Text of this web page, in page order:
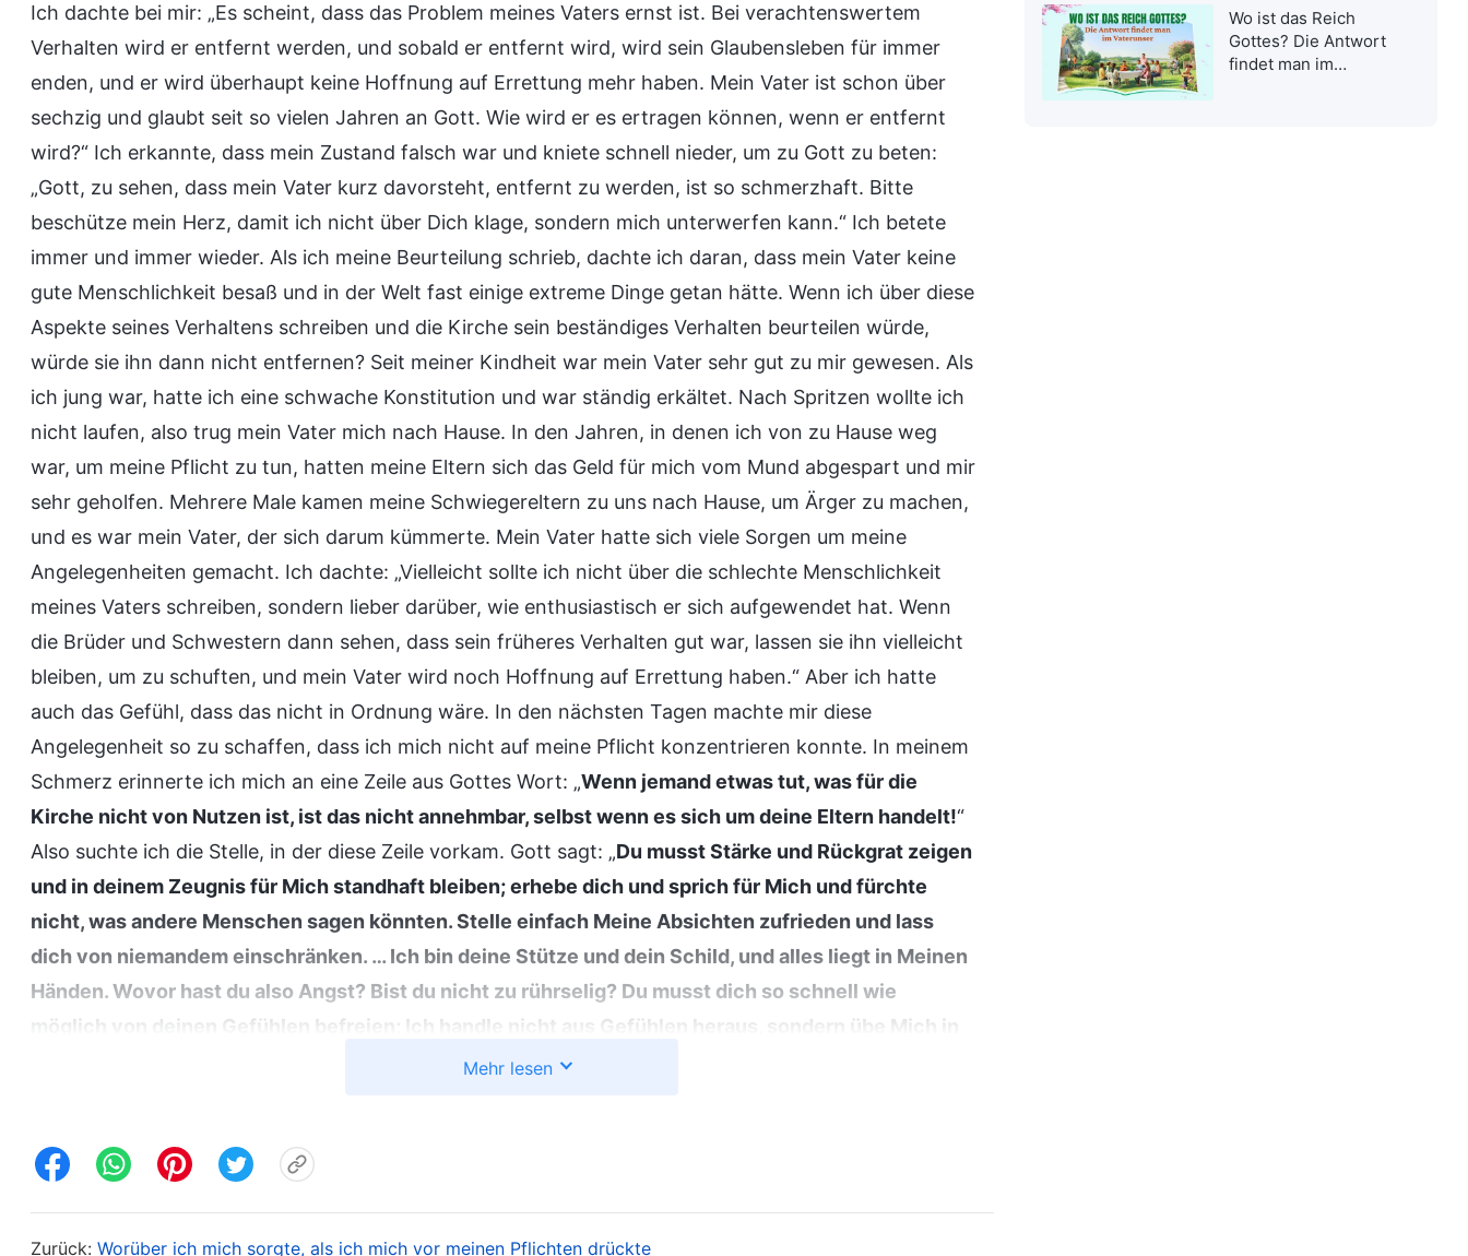
Ich dachte bei mir: „Es scheint, dass das Problem meines Vaters ernst ist. Bei verachtenswertem
Verhalten wird er entfernt werden, und sobald er entfernt wird, wird sein Glaubensleben für immer
enden, und er wird überhaupt keine Hoffnung auf Errettung mehr haben. Mein Vater ist schon über
sechzig und glaubt seit so vielen Jahren an Gott. Wie wird er es ertragen können, wenn er entfernt
wird?“ Ich erkannte, dass mein Zustand falsch war und kniete schnell nieder, um zu Gott zu beten:
„Gott, zu sehen, dass mein Vater kurz davorsteht, entfernt zu werden, ist so schmerzhaft. Bitte
beschütze mein Herz, damit ich nicht über Dich klage, sondern mich unterwerfen kann.“ Ich betete
immer und immer wieder. Als ich meine Beurteilung schrieb, dachte ich daran, dass mein Vater keine
gute Menschlichkeit besaß und in der Welt fast einige extreme Dinge getan hätte. Wenn ich über diese
Aspekte seines Verhaltens schreiben und die Kirche sein beständiges Verhalten beurteilen würde,
würde sie ihn dann nicht entfernen? Seit meiner Kindheit war mein Vater sehr gut zu mir gewesen. Als
ich jung war, hatte ich eine schwache Konstitution und war ständig erkältet. Nach Spritzen wollte ich
nicht laufen, also trug mein Vater mich nach Hause. In den Jahren, in denen ich von zu Hause weg
war, um meine Pflicht zu tun, hatten meine Eltern sich das Geld für mich vom Mund abgespart und mir
sehr geholfen. Mehrere Male kamen meine Schwiegereltern zu uns nach Hause, um Ärger zu machen,
und es war mein Vater, der sich darum kümmerte. Mein Vater hatte sich viele Sorgen um meine
Angelegenheiten gemacht. Ich dachte: „Vielleicht sollte ich nicht über die schlechte Menschlichkeit
meines Vaters schreiben, sondern lieber darüber, wie enthusiastisch er sich aufgewendet hat. Wenn
die Brüder und Schwestern dann sehen, dass sein früheres Verhalten gut war, lassen sie ihn vielleicht
bleiben, um zu schuften, und mein Vater wird noch Hoffnung auf Errettung haben.“ Aber ich hatte
auch das Gefühl, dass das nicht in Ordnung wäre. In den nächsten Tagen machte mir diese
Angelegenheit so zu schaffen, dass ich mich nicht auf meine Pflicht konzentrieren konnte. In meinem
Schmerz erinnerte ich mich an eine Zeile aus Gottes Wort: „Wenn jemand etwas tut, was für die
Kirche nicht von Nutzen ist, ist das nicht annehmbar, selbst wenn es sich um deine Eltern handelt!“
Also suchte ich die Stelle, in der diese Zeile vorkam. Gott sagt: „Du musst Stärke und Rückgrat zeigen
und in deinem Zeugnis für Mich standhaft bleiben; erhebe dich und sprich für Mich und fürchte
nicht, was andere Menschen sagen könnten. Stelle einfach Meine Absichten zufrieden und lass
dich von niemandem einschränken. … Ich bin deine Stütze und dein Schild, und alles liegt in Meinen
Händen. Wovor hast du also Angst? Bist du nicht zu rührselig? Du musst dich so schnell wie
möglich von deinen Gefühlen befreien; Ich handle nicht aus Gefühlen heraus, sondern übe Mich in
Gerechtigkeit. Wenn jemand etwas tut, was für die Kirche nicht von Nutzen ist, ist das nicht
betrübt und aufgewühlt. Gottes Absicht war, dass ich mich, wenn mir solche Dinge widerfahren, auf
die Interessen des Hauses Gottes wahre. Aber als ich erfuhr, dass ich Einzelheiten über das
Mehr lesen
Zurück: Worüber ich mich sorgte, als ich mich vor meinen Pflichten drückte
begrüßen?
Wo ist das Reich
Gottes? Die Antwort
findet man im